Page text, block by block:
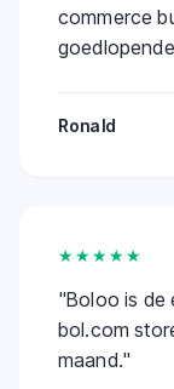
commerce
Ronald
★★★★★
"Boloo is de
bol.com
maand."